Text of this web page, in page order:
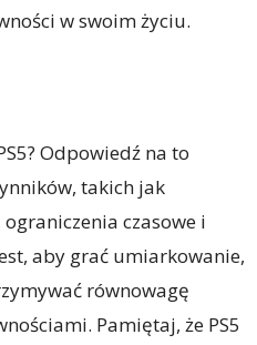
w swoim życiu.
Odpowiedź na to
takich jak
czasowe i
aby grać umiarkowanie,
równowagę
Pamiętaj, że PS5